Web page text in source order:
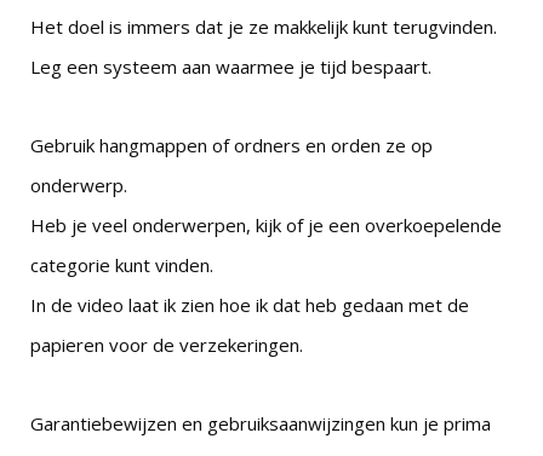
Het doel is immers dat je ze makkelijk kunt terugvinden.
Leg een systeem aan waarmee je tijd bespaart.
Gebruik hangmappen of ordners en orden ze op
onderwerp.
Heb je veel onderwerpen, kijk of je een overkoepelende
categorie kunt vinden.
In de video laat ik zien hoe ik dat heb gedaan met de
papieren voor de verzekeringen.
Garantiebewijzen en gebruiksaanwijzingen kun je prima